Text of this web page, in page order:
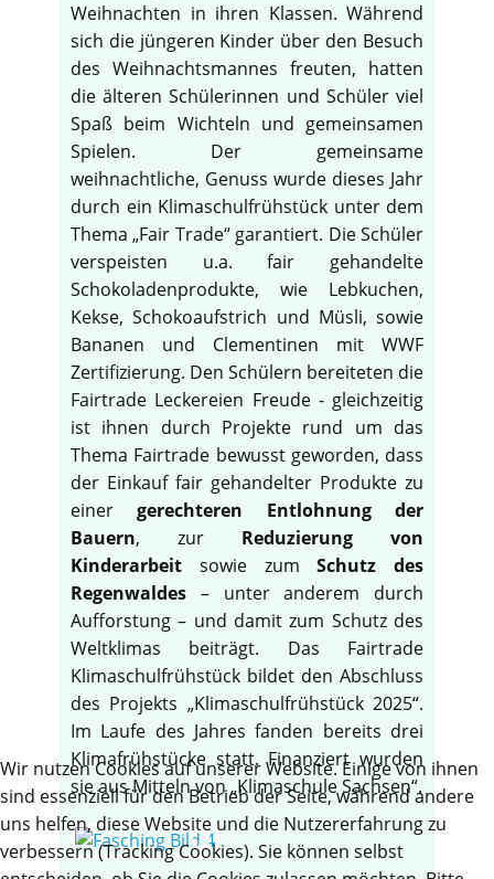
Weihnachten in ihren Klassen. Während
sich die jüngeren Kinder über den Besuch
des Weihnachtsmannes freuten, hatten
die älteren Schülerinnen und Schüler viel
Spaß beim Wichteln und gemeinsamen
Spielen. Der gemeinsame
weihnachtliche, Genuss wurde dieses Jahr
durch ein Klimaschulfrühstück unter dem
Thema „Fair Trade“ garantiert. Die Schüler
verspeisten u.a. fair gehandelte
Schokoladenprodukte, wie Lebkuchen,
Kekse, Schokoaufstrich und Müsli, sowie
Bananen und Clementinen mit WWF
Zertifizierung. Den Schülern bereiteten die
Fairtrade Leckereien Freude - gleichzeitig
ist ihnen durch Projekte rund um das
Thema Fairtrade bewusst geworden, dass
der Einkauf fair gehandelter Produkte zu
einergerechteren Entlohnung der
Bauern, zur Reduzierung von
Kinderarbeit sowie zumSchutz des
Regenwaldes – unter anderem durch
Aufforstung – und damit zum Schutz des
Weltklimas beiträgt. Das Fairtrade
Klimaschulfrühstück bildet den Abschluss
des Projekts „Klimaschulfrühstück 2025“.
Im Laufe des Jahres fanden bereits drei
Klimafrühstücke statt. Finanziert wurden
sie aus Mitteln von „Klimaschule Sachsen“.
Wir nutzen Cookies auf unserer Website. Einige von ihnen
sind essenziell für den Betrieb der Seite, während andere
uns helfen, diese Website und die Nutzererfahrung zu
verbessern (Tracking Cookies). Sie können selbst